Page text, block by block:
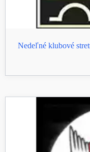
Nedeľné klubové